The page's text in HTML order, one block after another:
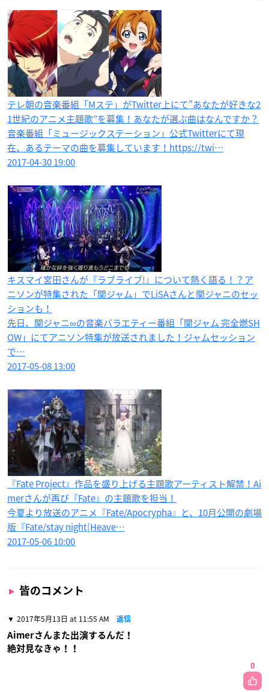
テレ朝の音楽番組「Mステ」がTwitter上にて”あなたが好きな2
1世紀のアニメ主題歌”を募集！あなたが選ぶ曲はなんですか？
音楽番組「ミュージックステーション」公式Twitterにて現
在、あるテーマの曲を募集しています！https://twi…
2017-04-30 19:00
キスマイ宮田さんが『ラブライブ!』について熱く語る！？ア
ニソンが特集された「関ジャム」でLiSAさんと関ジャニのセッ
ションも！
先日、関ジャニ∞の音楽バラエティー番組「関ジャム 完全燃SH
OW」にてアニソン特集が放送されました！ジャムセッション
で…
2017-05-08 13:00
『Fate Project』作品を盛り上げる主題歌アーティスト解禁！Ai
merさんが再び『Fate』の主題歌を担当！
今夏より放送のアニメ『Fate/Apocrypha』と、10月公開の劇場
版『Fate/stay night[Heave…
2017-05-06 10:00
皆のコメント
2017年5月13日 at 11:55 AM 返信
Aimerさんまた出演するんだ！
絶対見なきゃ！！
0